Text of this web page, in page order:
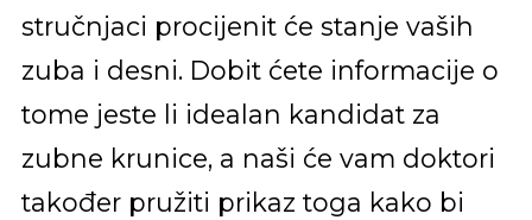
stručnjaci procijenit će stanje vaših
zuba i desni. Dobit ćete informacije o
tome jeste li idealan kandidat za
zubne krunice, a naši će vam doktori
također pružiti prikaz toga kako bi